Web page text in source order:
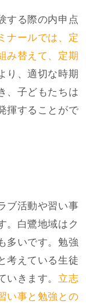
する際の内申点
ナールでは、定
み替えて、定期
り、適切な時期
、子どもたちは
揮することがで
ブ活動や習い事
。白鷺地域はク
多いです。勉強
考えている生徒
きます。 立志
い事と勉強との